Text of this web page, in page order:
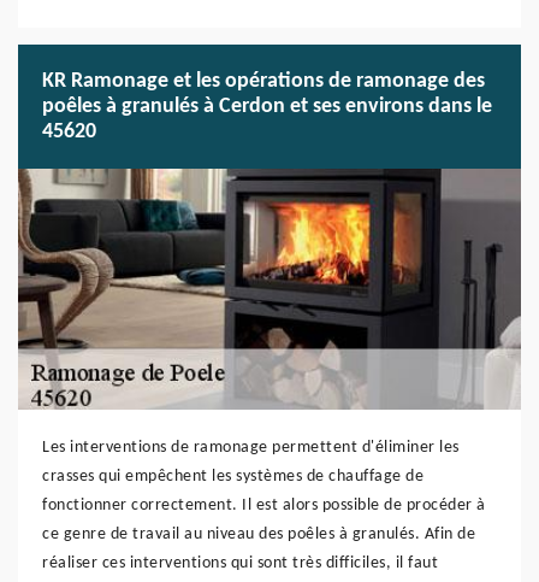
KR Ramonage et les opérations de ramonage des
poêles à granulés à Cerdon et ses environs dans le
45620
Les interventions de ramonage permettent d'éliminer les
crasses qui empêchent les systèmes de chauffage de
fonctionner correctement. Il est alors possible de procéder à
ce genre de travail au niveau des poêles à granulés. Afin de
réaliser ces interventions qui sont très difficiles, il faut